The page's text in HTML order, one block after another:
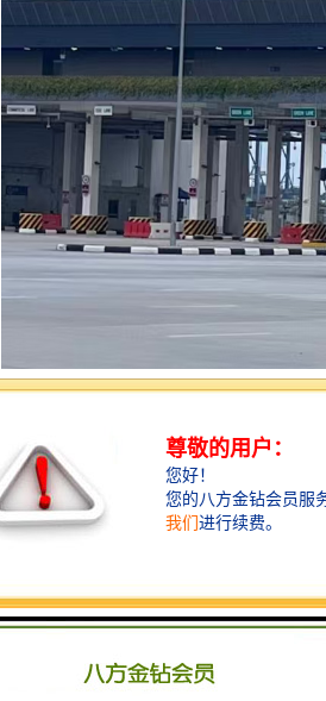
特别是从中东地区到世界各地的贸易往来
作为一家专注于国际物流服务的企业，我